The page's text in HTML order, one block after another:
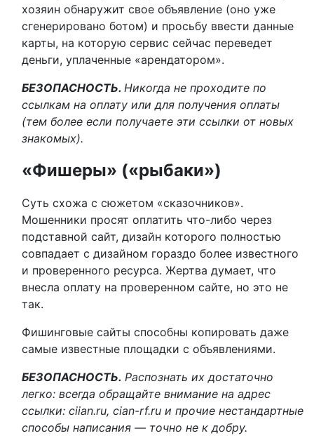
хозяин обнаружит свое объявление (оно уже
сгенерировано ботом) и просьбу ввести данные
карты, на которую сервис сейчас переведет
деньги, уплаченные «арендатором».
БЕЗОПАСНОСТЬ. Никогда не проходите по
ссылкам на оплату или для получения оплаты
(тем более если получаете эти ссылки от новых
знакомых).
«Фишеры» («рыбаки»)
Суть схожа с сюжетом «сказочников».
Мошенники просят оплатить что-либо через
подставной сайт, дизайн которого полностью
совпадает с дизайном гораздо более известного
и проверенного ресурса. Жертва думает, что
внесла оплату на проверенном сайте, но это не
так.
Фишинговые сайты способны копировать даже
самые известные площадки с объявлениями.
БЕЗОПАСНОСТЬ. Распознать их достаточно
легко: всегда обращайте внимание на адрес
ссылки: ciian.ru, cian-rf.ru и прочие нестандартные
способы написания — точно не к добру.